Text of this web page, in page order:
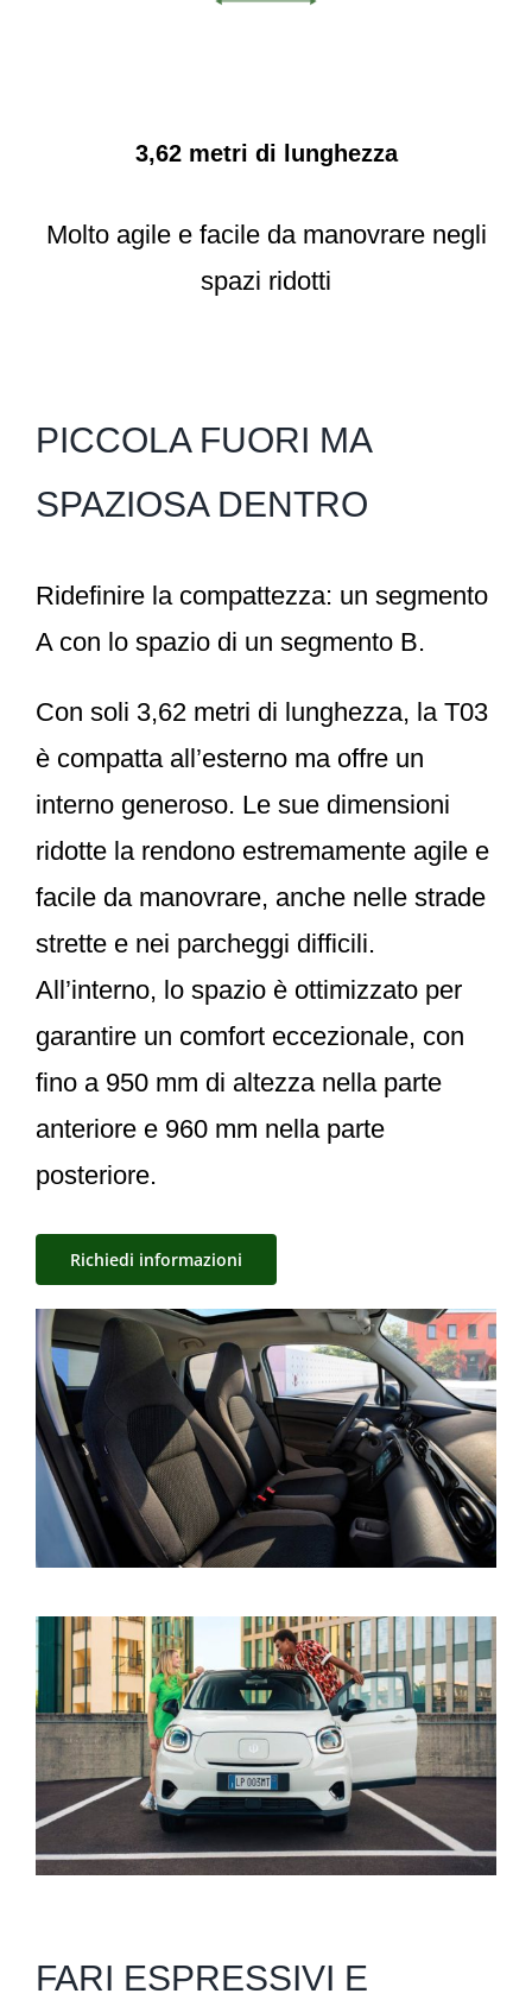
3,62 metri di lunghezza
Molto agile e facile da manovrare negli
spazi ridotti
PICCOLA FUORI MA
SPAZIOSA DENTRO
Ridefinire la compattezza: un segmento
A con lo spazio di un segmento B.
Con soli 3,62 metri di lunghezza, la T03
è compatta all’esterno ma offre un
interno generoso. Le sue dimensioni
ridotte la rendono estremamente agile e
facile da manovrare, anche nelle strade
strette e nei parcheggi difficili.
All’interno, lo spazio è ottimizzato per
garantire un comfort eccezionale, con
fino a 950 mm di altezza nella parte
anteriore e 960 mm nella parte
posteriore.
Richiedi informazioni
FARI ESPRESSIVI E